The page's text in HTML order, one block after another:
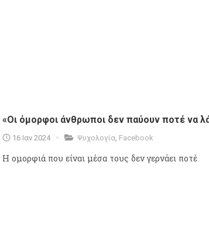
«Οι όμορφοι άνθρωποι δεν παύουν ποτέ να
16 Ιαν 2024 Ψυχολογία, Facebook
Η ομορφιά που είναι μέσα τους δεν γερνάει ποτέ